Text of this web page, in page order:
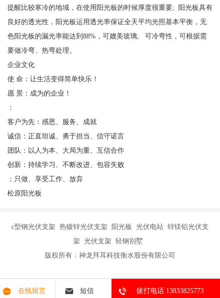
提醒比较寒冷的地域，在使用阳光板的时候厚度很重要; 阳光板具有
良好的透光性，阳光板运用透光率保证全天平均光照基本平衡，无
色阳光板的漏光率能达到88%，可媲美玻璃; 可冷弯性，可根据需
要做冷弯、热弯处理。
企业文化
使 命：让生活变得简单快乐！
愿 景：成为的企业！
：
客户为先：感恩、服务、成就
诚信：正直坦诚、勇于担当、信守诺言
团队：以人为本、大局为重、互信合作
创新：持续学习、不断改进、包容失败
：只做、享受工作、放弃
松原阳光板
c型钢光伏支架 热镀锌光伏支架 阳光板 光伏电站 锌镁铝光伏支
架 光伏支架 轻钢别墅
版权所有：神龙拜耳科技衡水股份有限公司
在线留言 短信 拔打电话 13833825773